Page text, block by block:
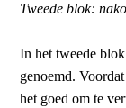
Tweede blok:
In het tweede
genoemd.
het goed om te